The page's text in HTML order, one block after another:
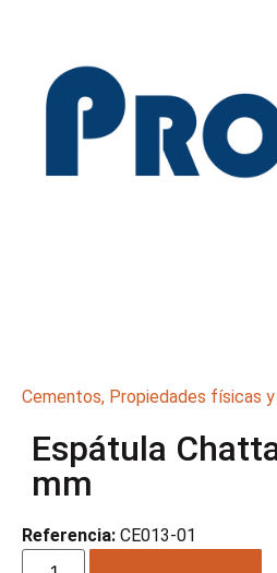
Cementos, Propiedades físicas
Espátula
mm
Referencia: CE013-01